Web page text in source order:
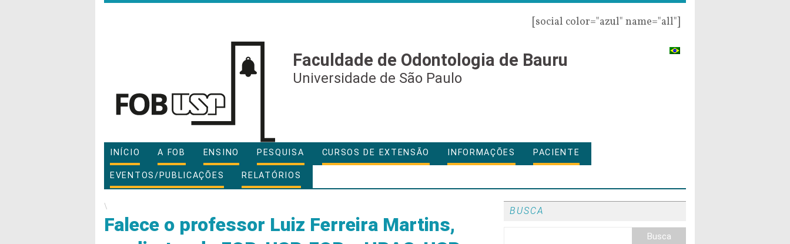
[social color="azul" name="all"]
Faculdade de Odontologia de Bauru
Universidade de São Paulo
INÍCIO A FOB ENSINO PESQUISA CURSOS DE EXTENSÃO INFORMAÇÕES PACIENTE
EVENTOS/PUBLICAÇÕES RELATÓRIOS
\
Falece o professor Luiz Ferreira Martins,
BUSCA